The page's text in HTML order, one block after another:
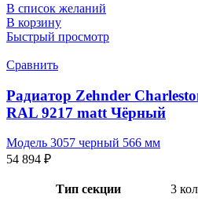
В список желаний
В корзину
Быстрый просмотр
Сравнить
Радиатор Zehnder
RAL 9217 matt Чёрный
Модель 3057 черный 566 мм
54 894 ₽
Тип секции 3